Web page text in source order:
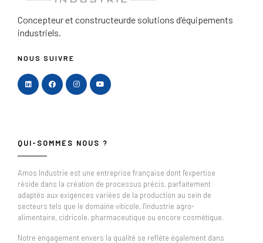
Concepteur et constructeurde solutions d’équipements
industriels.
NOUS SUIVRE
QUI-SOMMES NOUS ?
Amos Industrie est une entreprise française dont l'expertise
réside dans la création de processus précis, parfaitement
adaptés aux exigences variées de la production au sein de
secteurs tels que le domaine viticole, l'industrie agro-
alimentaire, cidricole, pharmaceutique ou encore cosmétique.
Notre engagement envers la qualité se reflète également dans